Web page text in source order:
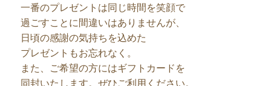
一番のプレゼントは同じ時間を笑顔で
過ごすことに間違いはありませんが、
日頃の感謝の気持ちを込めた
プレゼントもお忘れなく。
また、ご希望の方にはギフトカードを
同封いたします。ぜひご利用ください。